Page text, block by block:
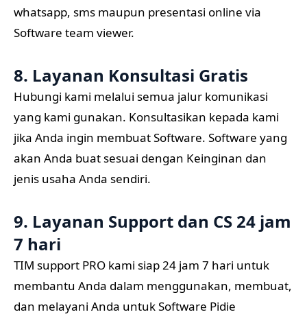
whatsapp, sms maupun presentasi online via
Software team viewer.
8. Layanan Konsultasi Gratis
Hubungi kami melalui semua jalur komunikasi
yang kami gunakan. Konsultasikan kepada kami
jika Anda ingin membuat Software. Software yang
akan Anda buat sesuai dengan Keinginan dan
jenis usaha Anda sendiri.
9. Layanan Support dan CS 24 jam
7 hari
TIM support PRO kami siap 24 jam 7 hari untuk
membantu Anda dalam menggunakan, membuat,
dan melayani Anda untuk Software Pidie